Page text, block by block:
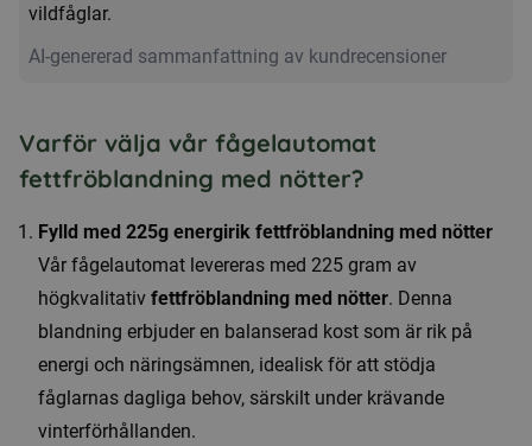
vildfåglar.
AI-genererad sammanfattning av kundrecensioner
Varför välja vår fågelautomat
fettfröblandning med nötter?
Fylld med 225g energirik fettfröblandning med nötter
Vår fågelautomat levereras med 225 gram av
högkvalitativ fettfröblandning med nötter. Denna
blandning erbjuder en balanserad kost som är rik på
energi och näringsämnen, idealisk för att stödja
fåglarnas dagliga behov, särskilt under krävande
vinterförhållanden.